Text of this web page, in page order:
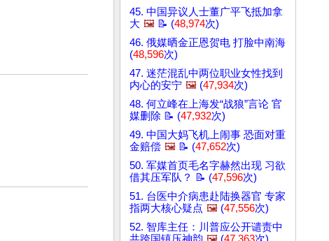
45. 中国异议人士董广平飞抵加拿
大 🖼️ 📝 (48,974次)
46. 俄媒晒金正恩贺电 打脸中南海
(48,596次)
47. 迷茫混乱中两位职业女性找到
内心的安宁 🖼️ (47,934次)
48. 何立峰在上海发“战狼”言论 官
媒删除 📝 (47,932次)
49. 中国大妈飞机上闹事 恐面对重
金赔偿 🖼️ 📝 (47,652次)
50. 军媒首页毛名字赫然出现 习欲
借其压军队？ 📝 (47,596次)
51. 台医中介病患赴陆换器官 专家
指两大核心疑点 🖼️ (47,556次)
52. 智库主任：川普应公开谴责中